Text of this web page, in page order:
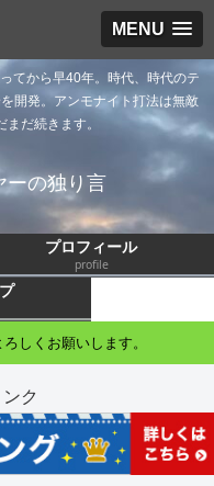
MENU
てから早40年。時代、時代のテ
開発。アンモナイト打法は無敵
だ続きます。
ーの独り言
プロフィール
profile
しくお願いします。
ク